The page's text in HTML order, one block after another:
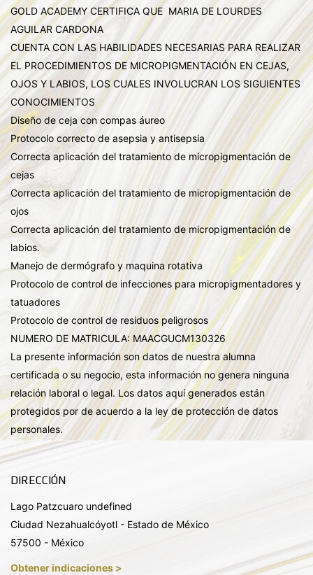
GOLD ACADEMY CERTIFICA QUE MARIA DE LOURDES
AGUILAR CARDONA
CUENTA CON LAS HABILIDADES NECESARIAS PARA REALIZAR
EL PROCEDIMIENTOS DE MICROPIGMENTACIÓN EN CEJAS,
OJOS Y LABIOS, LOS CUALES INVOLUCRAN LOS SIGUIENTES
CONOCIMIENTOS
Diseño de ceja con compas áureo
Protocolo correcto de asepsia y antisepsia
Correcta aplicación del tratamiento de micropigmentación de
cejas
Correcta aplicación del tratamiento de micropigmentación de
ojos
Correcta aplicación del tratamiento de micropigmentación de
labios.
Manejo de dermógrafo y maquina rotativa
Protocolo de control de infecciones para micropigmentadores y
tatuadores
Protocolo de control de residuos peligrosos
NUMERO DE MATRICULA: MAACGUCM130326
La presente información son datos de nuestra alumna
certificada o su negocio, esta información no genera ninguna
relación laboral o legal. Los datos aquí generados están
protegidos por de acuerdo a la ley de protección de datos
personales.
DIRECCIÓN
Lago Patzcuaro undefined
Ciudad Nezahualcóyotl - Estado de México
57500 - México
Obtener indicaciones >